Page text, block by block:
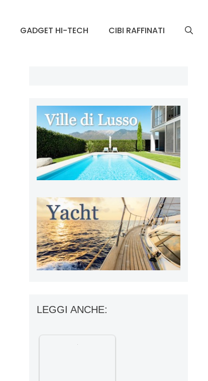
GADGET HI-TECH CIBI RAFFINATI
LEGGI ANCHE: